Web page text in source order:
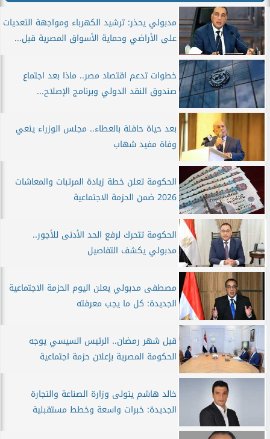
مدبولي يحذر: ترشيد الكهرباء ومواجهة التعديات
على الأراضي وحماية الأسواق المصرية قبل...
خطوات تدعم اقتصاد مصر.. ماذا بعد اجتماع
صندوق النقد الدولي وبرنامج الإصلاح...
بعد حياة حافلة بالعطاء.. مجلس الوزراء ينعي
وفاة مفيد شهاب
الحكومة تعلن خطة زيادة المرتبات والمعاشات
2026 ضمن الحزمة الاجتماعية
الحكومة تتحرك لرفع الحد الأدنى للأجور..
مدبولي يكشف التفاصيل
مصطفى مدبولي يعلن اليوم الحزمة الاجتماعية
الجديدة: كل ما يجب معرفته
قبل شهر رمضان.. الرئيس السيسي يوجه
الحكومة المصرية بإعلان حزمة اجتماعية
خالد هاشم يتولى وزارة الصناعة والتجارة
الجديدة: خبرات واسعة وخطط مستقبلية